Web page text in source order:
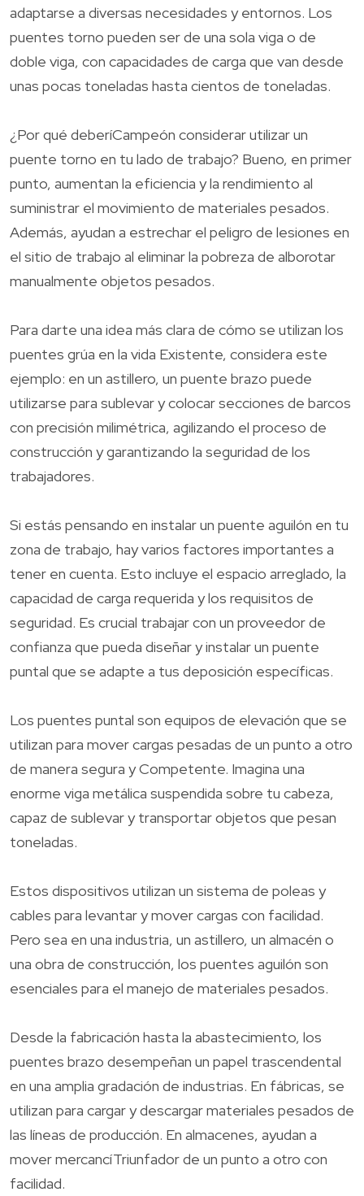
adaptarse a diversas necesidades y entornos. Los
puentes torno pueden ser de una sola viga o de
doble viga, con capacidades de carga que van desde
unas pocas toneladas hasta cientos de toneladas.
¿Por qué deberíCampeón considerar utilizar un
puente torno en tu lado de trabajo? Bueno, en primer
punto, aumentan la eficiencia y la rendimiento al
suministrar el movimiento de materiales pesados.
Además, ayudan a estrechar el peligro de lesiones en
el sitio de trabajo al eliminar la pobreza de alborotar
manualmente objetos pesados.
Para darte una idea más clara de cómo se utilizan los
puentes grúa en la vida Existente, considera este
ejemplo: en un astillero, un puente brazo puede
utilizarse para sublevar y colocar secciones de barcos
con precisión milimétrica, agilizando el proceso de
construcción y garantizando la seguridad de los
trabajadores.
Si estás pensando en instalar un puente aguilón en tu
zona de trabajo, hay varios factores importantes a
tener en cuenta. Esto incluye el espacio arreglado, la
capacidad de carga requerida y los requisitos de
seguridad. Es crucial trabajar con un proveedor de
confianza que pueda diseñar y instalar un puente
puntal que se adapte a tus deposición específicas.
Los puentes puntal son equipos de elevación que se
utilizan para mover cargas pesadas de un punto a otro
de manera segura y Competente. Imagina una
enorme viga metálica suspendida sobre tu cabeza,
capaz de sublevar y transportar objetos que pesan
toneladas.
Estos dispositivos utilizan un sistema de poleas y
cables para levantar y mover cargas con facilidad.
Pero sea en una industria, un astillero, un almacén o
una obra de construcción, los puentes aguilón son
esenciales para el manejo de materiales pesados.
Desde la fabricación hasta la abastecimiento, los
puentes brazo desempeñan un papel trascendental
en una amplia gradación de industrias. En fábricas, se
utilizan para cargar y descargar materiales pesados de
las líneas de producción. En almacenes, ayudan a
mover mercancíTriunfador de un punto a otro con
facilidad.